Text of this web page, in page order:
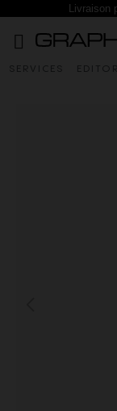
Livraison
SERVICES